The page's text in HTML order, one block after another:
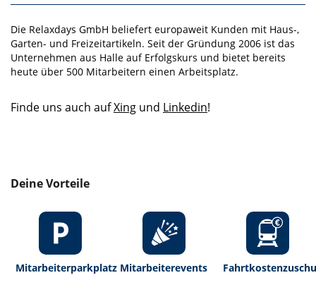
Die Relaxdays GmbH beliefert europaweit Kunden mit Haus-,
Garten- und Freizeitartikeln. Seit der Gründung 2006 ist das
Unternehmen aus Halle auf Erfolgskurs und bietet bereits
heute über 500 Mitarbeitern einen Arbeitsplatz.
Finde uns auch aufXing und Linkedin!
Deine Vorteile
Mitarbeiterparkplatz Mitarbeiterevents